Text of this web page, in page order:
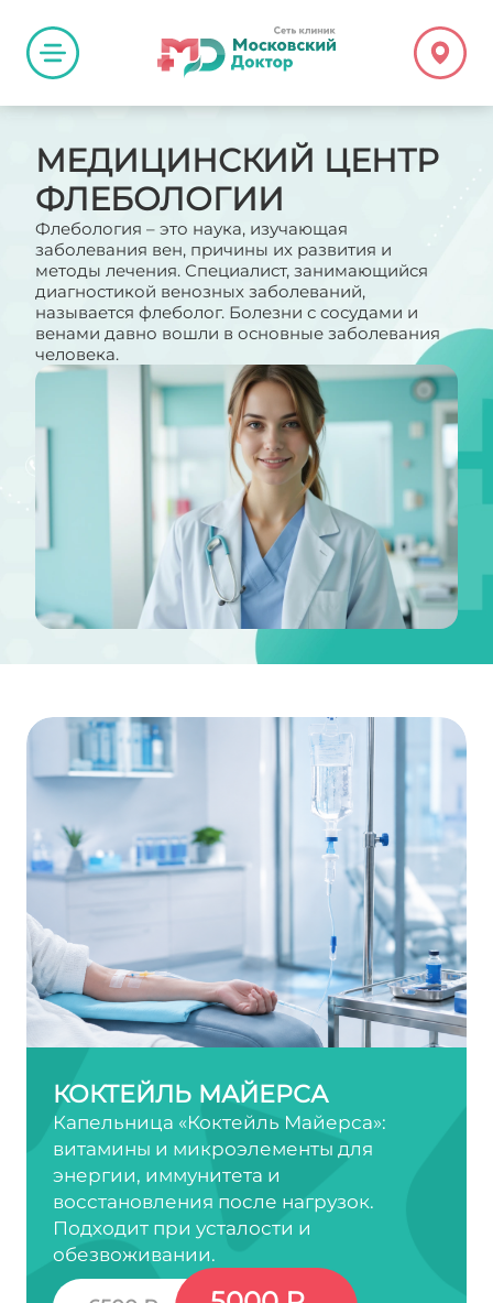
МЕДИЦИНСКИЙ ЦЕНТР
ФЛЕБОЛОГИИ
Флебология – это наука, изучающая
заболевания вен, причины их развития и
методы лечения. Специалист, занимающийся
диагностикой венозных заболеваний,
называется флеболог. Болезни с сосудами и
венами давно вошли в основные заболевания
человека.
КОКТЕЙЛЬ МАЙЕРСА
Капельница «Коктейль Майерса»:
витамины и микроэлементы для
энергии, иммунитета и
восстановления после нагрузок.
Подходит при усталости и
обезвоживании.